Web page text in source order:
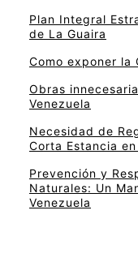
Plan Integral
de La Guaira
Como exponer la
Obras
Venezuela
Necesidad de
Corta Estancia en
Prevención y
Naturales: Un
Venezuela